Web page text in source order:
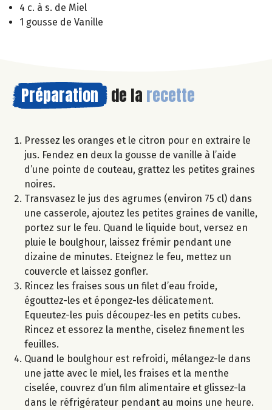
4 c. à s. de Miel
1 gousse de Vanille
Préparation de la recette
Pressez les oranges et le citron pour en extraire le
jus. Fendez en deux la gousse de vanille à l’aide
d’une pointe de couteau, grattez les petites graines
noires.
Transvasez le jus des agrumes (environ 75 cl) dans
une casserole, ajoutez les petites graines de vanille,
portez sur le feu. Quand le liquide bout, versez en
pluie le boulghour, laissez frémir pendant une
dizaine de minutes. Eteignez le feu, mettez un
couvercle et laissez gonfler.
Rincez les fraises sous un filet d’eau froide,
égouttez-les et épongez-les délicatement.
Equeutez-les puis découpez-les en petits cubes.
Rincez et essorez la menthe, ciselez finement les
feuilles.
Quand le boulghour est refroidi, mélangez-le dans
une jatte avec le miel, les fraises et la menthe
ciselée, couvrez d’un film alimentaire et glissez-la
dans le réfrigérateur pendant au moins une heure.